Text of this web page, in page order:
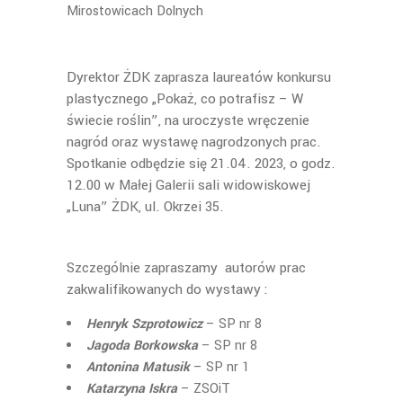
Mirostowicach Dolnych
Dyrektor ŻDK zaprasza laureatów konkursu
plastycznego „Pokaż, co potrafisz – W
świecie roślin”, na uroczyste wręczenie
nagród oraz wystawę nagrodzonych prac.
Spotkanie odbędzie się 21.04. 2023, o godz.
12.00 w Małej Galerii sali widowiskowej
„Luna” ŻDK, ul. Okrzei 35.
Szczególnie zapraszamy autorów prac
zakwalifikowanych do wystawy :
Henryk Szprotowicz– SP nr 8
Jagoda Borkowska– SP nr 8
Antonina Matusik– SP nr 1
Katarzyna Iskra – ZSOiT